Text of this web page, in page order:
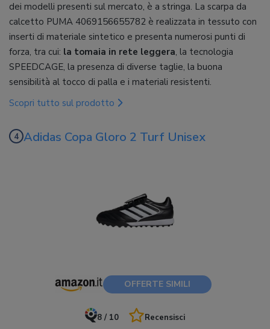
dei modelli presenti sul mercato, è a stringa. La scarpa da
calcetto PUMA 4069156655782 è realizzata in tessuto con
inserti di materiale sintetico e presenta numerosi punti di
forza, tra cui: la tomaia in rete leggera, la tecnologia
SPEEDCAGE, la presenza di diverse taglie, la buona
sensibilità al tocco di palla e i materiali resistenti.
Scopri tutto sul prodotto
Adidas Copa Gloro 2 Turf Unisex
OFFERTE SIMILI
8 / 10 Recensisci